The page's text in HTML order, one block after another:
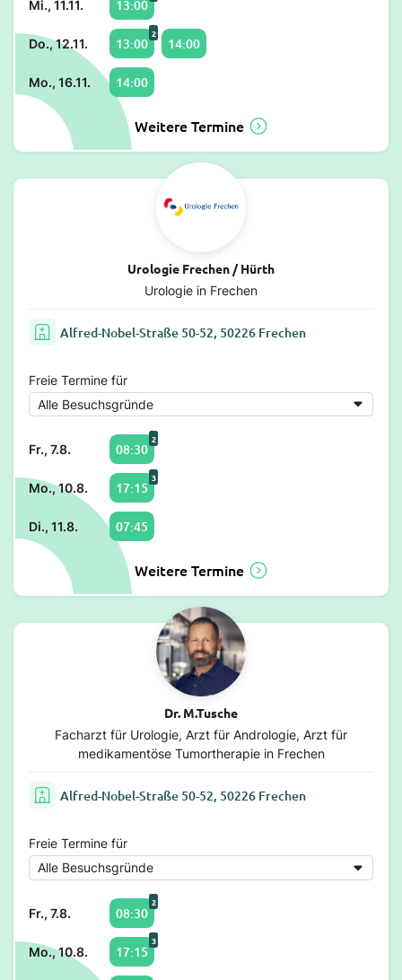
Mi., 11.11. 13:00
Do., 12.11. 13:00
2
14:00
Mo., 16.11. 14:00
Weitere Termine
Urologie Frechen / Hürth
Urologie in Frechen
Alfred-Nobel-Straße 50-52, 50226 Frechen
Freie Termine für
Fr., 7.8. 08:30
2
Mo., 10.8. 17:15
3
Di., 11.8. 07:45
Weitere Termine
Dr. M.Tusche
Facharzt für Urologie, Arzt für Andrologie, Arzt für
medikamentöse Tumortherapie in Frechen
Alfred-Nobel-Straße 50-52, 50226 Frechen
Freie Termine für
Fr., 7.8. 08:30
2
Mo., 10.8. 17:15
3